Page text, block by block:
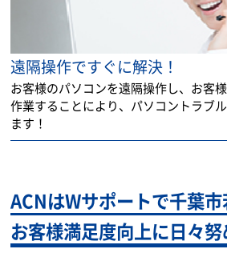
遠隔操作ですぐに解決！
お客様のパソコンを遠隔操作し、お客
作業することにより、パソコントラブ
ます！
ACNはWサポートで千葉
お客様満足度向上に日々